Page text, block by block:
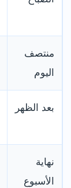
منتصف
اليوم
بعد الظهر
نهاية
الأسبوع